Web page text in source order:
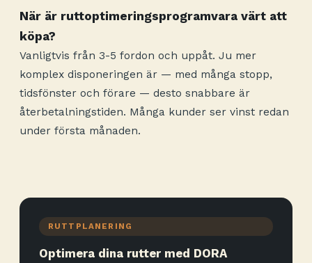
När är ruttoptimeringsprogramvara värt att
köpa?
Vanligtvis från 3-5 fordon och uppåt. Ju mer
komplex disponeringen är — med många stopp,
tidsfönster och förare — desto snabbare är
återbetalningstiden. Många kunder ser vinst redan
under första månaden.
RUTTPLANERING
Optimera dina rutter med DORA